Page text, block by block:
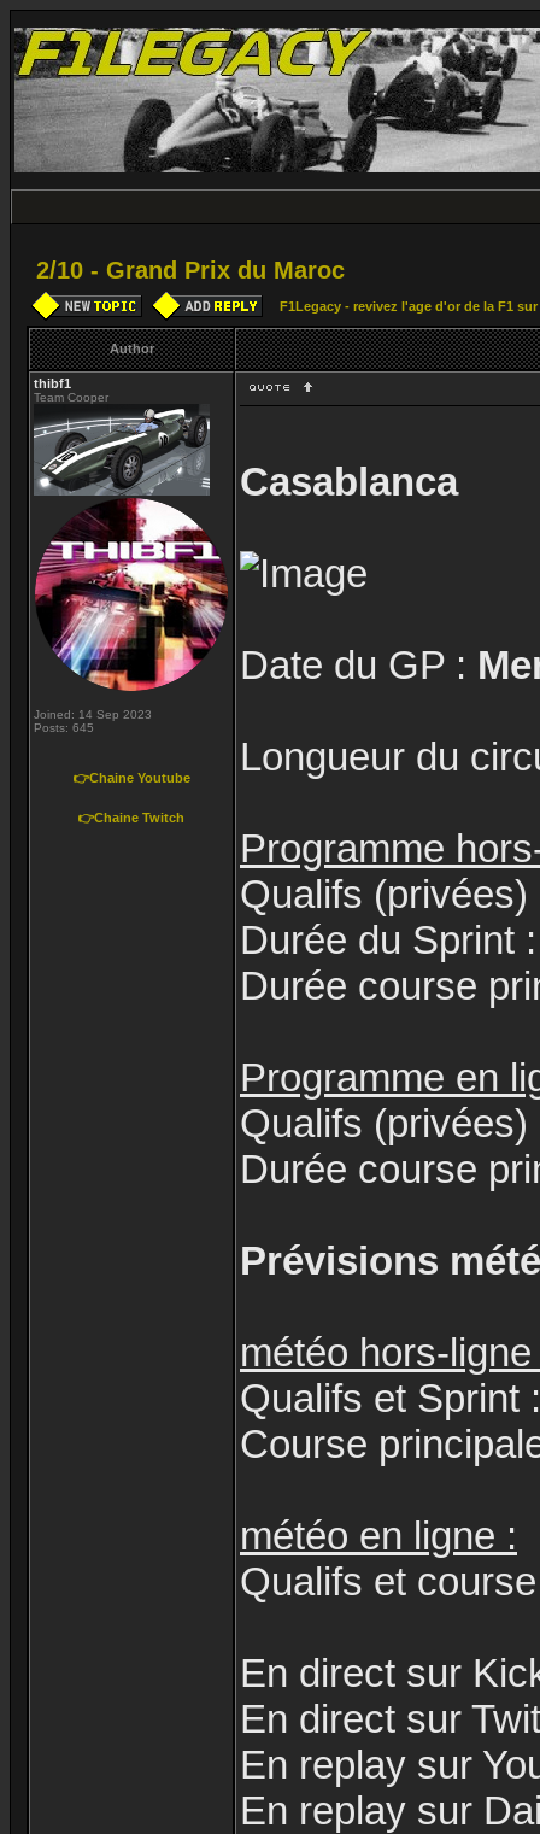
2/10 - Grand Prix du Maroc
F1Legacy - revivez l'age d'or de la F1
Author
thibf1
Team Cooper
Joined: 14 Sep 2023
Posts: 645
👉Chaine Youtube
👉Chaine Twitch
Casablanca
Date du GP :
Longueur du
Programme
Qualifs
Durée du Sprint
Durée course
Programme en
Qualifs
Durée course
Prévisions
météo hors-ligne
Qualifs et Sprint
Course
météo en ligne :
Qualifs et
En direct sur
En direct sur
En replay sur
En replay sur